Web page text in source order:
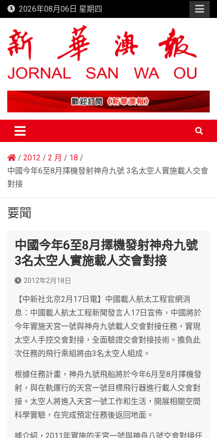
Skip
to
content
2026年08月06日 星期四
新華澳報
2012 2 月
18
中國今年6至8月擇機發射神舟九號 3名太空人實施載人交會
對接
要聞
中國今年6至8月擇機發射神舟九號
3名太空人實施載人交會對接
2012年2月18日
【中新社北京2月17日電】中國載人航太工程官網消
息：中國載人航太工程新聞發言人17日宣佈，中國將於
今年實施天宮一號與神舟九號載人交會對接任務，實現
太空人手控交會對接，全面驗證交會對接技術。擔負此
次任務的飛行乘組將由3名太空人組成。
根據任務計畫，神舟九號飛船將於今年6月至8月擇機發
射，與在軌運行的天宮一號目標飛行器進行載人交會對
接。太空人將進入天宮一號工作和生活，開展相關空間
科學實驗，在完成預定任務後返回地面。
據介紹，2011年實施的天宮一號與神舟八號交會對接任